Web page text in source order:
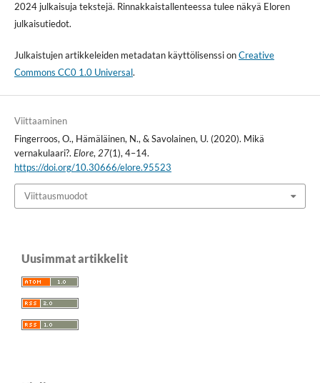
2024 julkaisuja tekstejä. Rinnakkaistallenteessa tulee näkyä Eloren
julkaisutiedot.
Julkaistujen artikkeleiden metadatan käyttölisenssi onCreative
Commons CC0 1.0 Universal.
Viittaaminen
Fingerroos, O., Hämäläinen, N., & Savolainen, U. (2020). Mikä
vernakulaari?. Elore, 27(1), 4–14.
https://doi.org/10.30666/elore.95523
Viittausmuodot
Uusimmat artikkelit